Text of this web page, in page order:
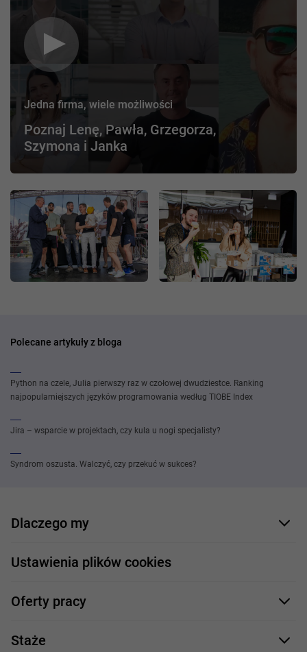
Jedna firma, wiele możliwości
Poznaj Lenę, Pawła, Grzegorza,
Szymona i Janka
Polecane artykuły z bloga
Python na czele, Julia pierwszy raz w czołowej dwudziestce. Ranking
najpopularniejszych języków programowania według TIOBE Index
Jira – wsparcie w projektach, czy kula u nogi specjalisty?
Syndrom oszusta. Walczyć, czy przekuć w sukces?
Dlaczego my
Nasi pracownicy
Nasze projekty
Profile zawodowe
Ustawienia plików cookies
Oferty pracy
Formularz aplikacyjny
Staże